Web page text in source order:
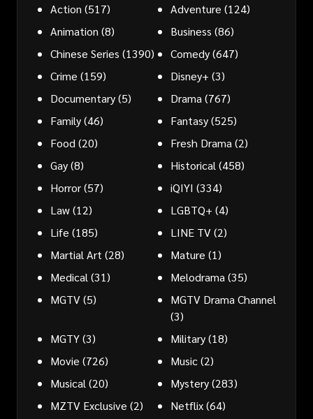
Action (517) Adventure (124)
Animation (8) Business (86)
Chinese Series (1390) Comedy(647)
Crime (159) Disney+ (3)
Documentary(5) Drama (767)
Family(46) Fantasy(525)
Food (20) Fresh Drama (2)
Gay(8) Historical (458)
Horror(57) iQIYI (334)
Law(12) LGBTQ+ (4)
Life (185) LINE TV(2)
Martial Art (28) Mature (1)
Medical (31) Melodrama (35)
MGTV(5)
MGTV Drama Channel
(3)
MGTY(3) Military(18)
Movie (726) Music(2)
Musical (20) Mystery(283)
MZTV Exclusive (2) Netflix(64)